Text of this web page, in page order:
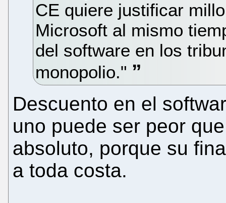
CE quiere justificar
Microsoft al mismo
del software en los
monopolio."
Descuento en el
uno puede ser peor
absoluto, porque su
a toda costa.